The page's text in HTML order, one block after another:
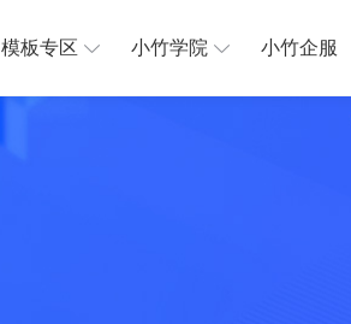
模板专区 小竹学院 小竹企服